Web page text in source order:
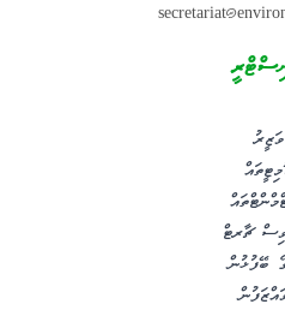
ވަޒީރު
ޗާރޓް
ބޭފުޅުން